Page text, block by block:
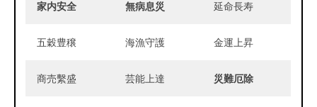
家内安全 無病息災 延命長寿
五穀豊穣 海漁守護 金運上昇
商売繫盛 芸能上達 災難厄除